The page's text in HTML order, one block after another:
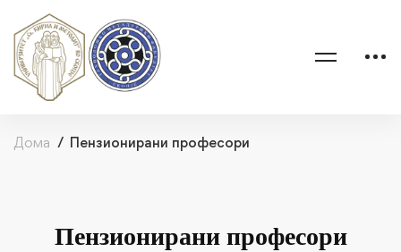
Дома Пензионирани професори
Пензионирани професори